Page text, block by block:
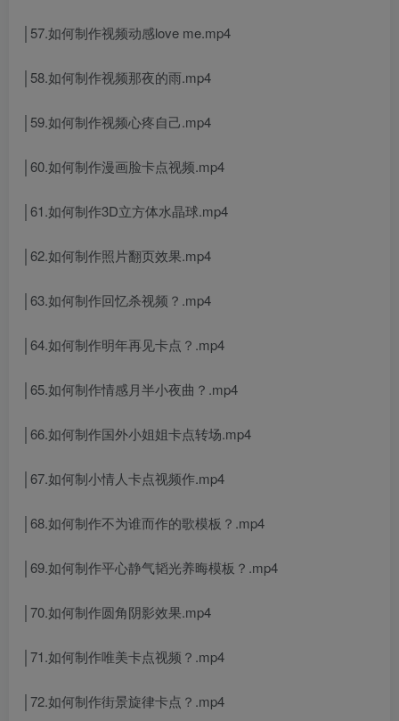
│57.如何制作视频动感love me.mp4
│58.如何制作视频那夜的雨.mp4
│59.如何制作视频心疼自己.mp4
│60.如何制作漫画脸卡点视频.mp4
│61.如何制作3D立方体水晶球.mp4
│62.如何制作照片翻页效果.mp4
│63.如何制作回忆杀视频？.mp4
│64.如何制作明年再见卡点？.mp4
│65.如何制作情感月半小夜曲？.mp4
│66.如何制作国外小姐姐卡点转场.mp4
│67.如何制小情人卡点视频作.mp4
│68.如何制作不为谁而作的歌模板？.mp4
│69.如何制作平心静气韬光养晦模板？.mp4
│70.如何制作圆角阴影效果.mp4
│71.如何制作唯美卡点视频？.mp4
│72.如何制作街景旋律卡点？.mp4